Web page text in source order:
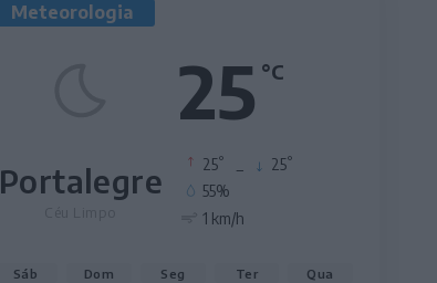
Meteorologia
25 °C
Portalegre 25° 25°
55%
1 km/h
Sáb Dom Seg Ter Qua